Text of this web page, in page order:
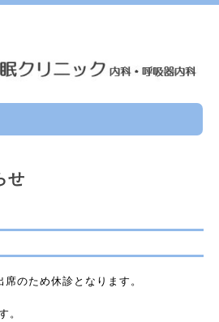
せ
のため休診となります。
。